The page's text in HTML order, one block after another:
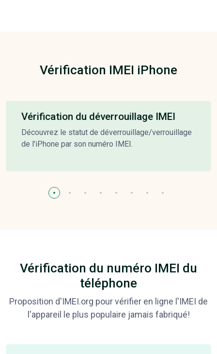
Vérification IMEI iPhone
Vérification du déverrouillage IMEI
Découvrez le statut de déverrouillage/verrouillage
de l'iPhone par son numéro IMEI.
Vérification du numéro IMEI du
téléphone
Proposition d'IMEI.org pour vérifier en ligne l'IMEI de
l'appareil le plus populaire jamais fabriqué!